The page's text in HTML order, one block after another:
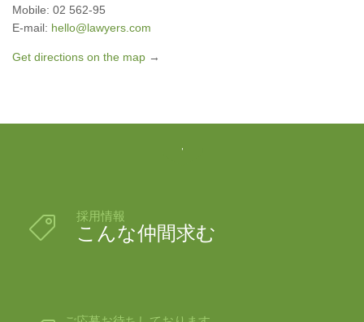
Mobile: 02 562-95
E-mail: hello@lawyers.com
Get directions on the map →
 採用情報
こんな仲間求む